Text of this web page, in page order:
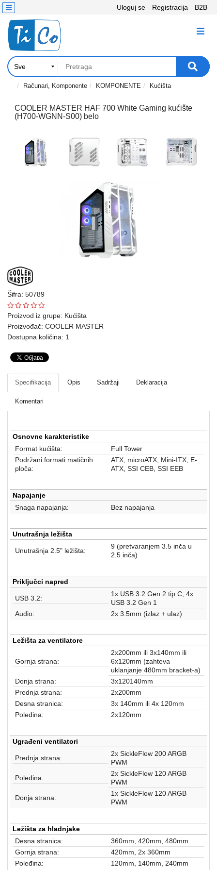
Uloguj se Registracija B2B
KATEGORIJE
Računari,
Komponente
Laptop
tablet
projektori
Telefoni
oprema
Mrežna
oprema
Gaming
Fotoaparati
i
kamere
aparati
Software
kategorije
Kontakt
Računari, Komponente KOMPONENTE Kućišta
COOLER MASTER HAF 700 White Gaming kućište
(H700-WGNN-S00) belo
Šifra: 50789
Proizvod iz grupe: Kućišta
Proizvođač: COOLER MASTER
Dostupna količina: 1
Specifikacija Opis Sadržaji Deklaracija
Komentari
Osnovne karakteristike
Format kućišta:
Full Tower
Podržani formati matičnih
ploča:
ATX, microATX, Mini-ITX, E-
ATX, SSI CEB, SSI EEB
Napajanje
Snaga napajanja:
Bez napajanja
Unutrašnja ležišta
Unutrašnja 2.5" ležišta:
9 (pretvaranjem 3.5 inča u
2.5 inča)
Priključci napred
USB 3.2:
1x USB 3.2 Gen 2 tip C, 4x
USB 3.2 Gen 1
Audio:
2x 3.5mm (izlaz + ulaz)
Ležišta za ventilatore
Gornja strana:
2x200mm ili 3x140mm ili
6x120mm (zahteva
uklanjanje 480mm bracket-a)
Donja strana:
3x120140mm
Prednja strana:
2x200mm
Desna stranica:
3x 140mm ili 4x 120mm
Poleđina:
2x120mm
Ugrađeni ventilatori
Prednja strana:
2x SickleFlow 200 ARGB
PWM
Poleđina:
2x SickleFlow 120 ARGB
PWM
Donja strana:
1x SickleFlow 120 ARGB
PWM
Ležišta za hladnjake
Desna stranica:
360mm, 420mm, 480mm
Gornja strana:
420mm, 2x 360mm
Poleđina:
120mm, 140mm, 240mm